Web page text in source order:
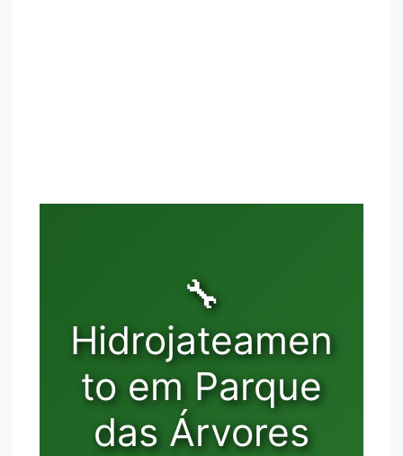
🔧
Hidrojateamen
to em Parque
das Árvores